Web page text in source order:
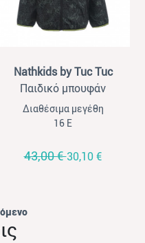
Nathkids by Tuc Tuc
Παιδικό μπουφάν
αντιανεμικό για αγόρια
Nathkids μαύρο χακί
Διαθέσιμα μεγέθη
16 Ε
43,00 €30,10 €